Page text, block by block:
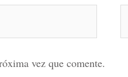
vez que comente.